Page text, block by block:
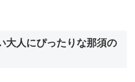
大人にぴったりな那須の